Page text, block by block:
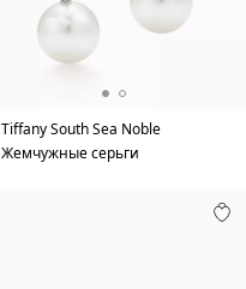
Tiffany South Sea Noble
Жемчужные серьги